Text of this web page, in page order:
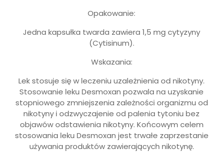
Opakowanie:
Jedna kapsułka twarda zawiera 1,5 mg cytyzyny
(Cytisinum).
Wskazania:
Lek stosuje się w leczeniu uzależnienia od nikotyny.
Stosowanie leku Desmoxan pozwala na uzyskanie
stopniowego zmniejszenia zależności organizmu od
nikotyny i odzwyczajenie od palenia tytoniu bez
objawów odstawienia nikotyny. Końcowym celem
stosowania leku Desmoxan jest trwałe zaprzestanie
używania produktów zawierających nikotynę.